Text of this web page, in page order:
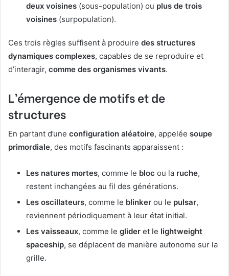
deux voisines (sous-population) ou plus de trois
voisines (surpopulation).
Ces trois règles suffisent à produire des structures
dynamiques complexes, capables de se reproduire et
d’interagir, comme des organismes vivants.
L’émergence de motifs et de
structures
En partant d’une configuration aléatoire, appelée soupe
primordiale, des motifs fascinants apparaissent :
Les natures mortes, comme le bloc ou la ruche,
restent inchangées au fil des générations.
Les oscillateurs, comme le blinker ou le pulsar,
reviennent périodiquement à leur état initial.
Les vaisseaux, comme le glider et le lightweight
spaceship, se déplacent de manière autonome sur la
grille.